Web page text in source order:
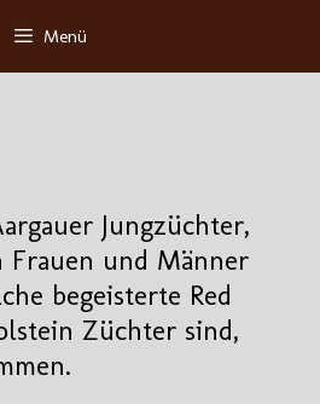
Menü
Jungzüchter,
Frauen und Männer
begeisterte Red
Züchter sind,